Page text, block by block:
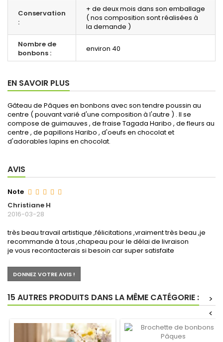
Conservation
:
+ de deux mois dans son emballage
( nos composition sont réalisées à
la demande )
Nombre de
bonbons :
environ 40
EN SAVOIR PLUS
Gâteau de Pâques en bonbons avec son tendre poussin au
centre ( pouvant varié d'une composition à l'autre ) . Il se
compose de guimauves , de fraise Tagada Haribo , de fleurs au
centre , de papillons Haribo , d'oeufs en chocolat et
d'adorables lapins en chocolat.
AVIS
Note
Christiane H
2016-03-28
très beau travail artistique ,félicitations ,vraiment très beau ,je
recommande à tous ,chapeau pour le délai de livraison
je vous recontacterais si besoin car super satisfaite
DONNEZ VOTRE AVIS !
15 AUTRES PRODUITS DANS LA MÊME CATÉGORIE :
>
<